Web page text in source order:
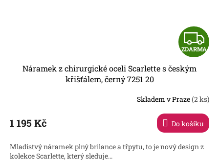
Z
D
R
A
ZDARMA
Náramek z chirurgické oceli Scarlette s českým
křišťálem, černý 7251 20
Skladem v Praze(2 ks)
1 195 Kč Do košíku
Mladistvý náramek plný brilance a třpytu, to je nový design z
kolekce Scarlette, který sleduje...